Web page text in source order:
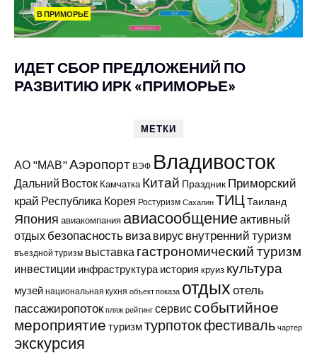
В ПРИМОРЬЕ
ИДЕТ СБОР ПРЕДЛОЖЕНИЙ ПО
РАЗВИТИЮ ИРК «ПРИМОРЬЕ»
МЕТКИ
АО "МАВ"Аэропорт ВЭФ Владивосток
Дальний Восток Камчатка Китай Праздник Приморский
край Республика Корея Ростуризм Сахалин ТИЦТаиланд
Япония авиакомпания авиасообщениеактивный
отдых безопасность виза вирус внутренний туризм
въездной туризм выставка гастрономический туризм
инвестиции инфраструктура история круиз культура
музей национальная кухня объект показа отдыхотель
пассажиропоток пляж рейтинг сервис событийное
мероприятие туризмтурпотокфестиваль чартер
экскурсия